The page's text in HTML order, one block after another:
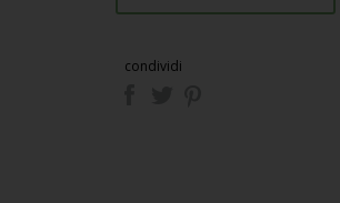
condividi